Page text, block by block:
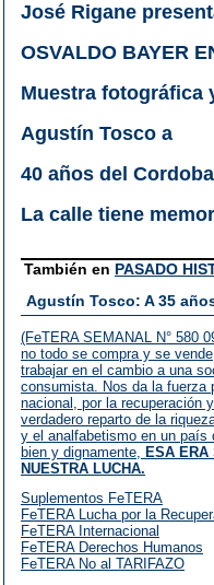
José Rigane
OSVALDO BAYER
Muestra fotográfica
Agustín Tosco a
40 años del
La calle tiene
También en PASADO
Agustín Tosco: A 35
(FeTERA SEMANAL N° 580
no todo se compra y se
trabajar en el cambio a una
consumista. Nos da la fuerza
nacional, por la recuperación
verdadero reparto de la
y el analfabetismo en un país
bien y dignamente, ESA ERA
NUESTRA LUCHA.
Suplementos FeTERA
FeTERA Lucha por la
FeTERA Internacional
FeTERA Derechos Humanos
FeTERA No al TARIFAZO